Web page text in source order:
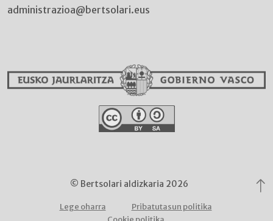
administrazioa@bertsolari.eus
© Bertsolari aldizkaria 2026
Lege oharra
Pribatutasun politika